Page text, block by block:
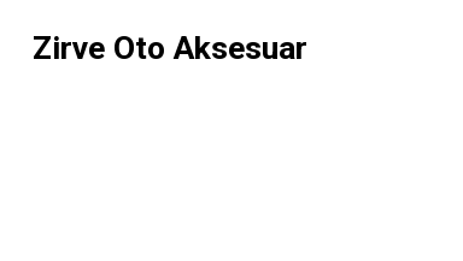
Zirve Oto Aksesuar